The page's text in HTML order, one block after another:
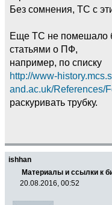
Без сомнения, ТС с
Еще ТС не помешало
статьями о ПФ,
например, по списку
http://www-
and.ac.uk/References/
раскуривать трубку.
ishhan
Материалы и ссылки к
20.08.2016, 00:52